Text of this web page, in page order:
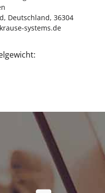
Deutschland, 36304
systems.de